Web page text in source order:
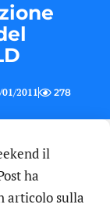
01/2011 278
il
ha
articolo sulla